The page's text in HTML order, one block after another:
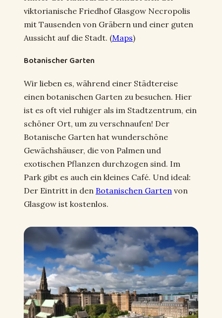
viktorianische Friedhof Glasgow Necropolis
mit Tausenden von Gräbern und einer guten
Aussicht auf die Stadt. (Maps)
Botanischer Garten
Wir lieben es, während einer Städtereise
einen botanischen Garten zu besuchen. Hier
ist es oft viel ruhiger als im Stadtzentrum, ein
schöner Ort, um zu verschnaufen! Der
Botanische Garten hat wunderschöne
Gewächshäuser, die von Palmen und
exotischen Pflanzen durchzogen sind. Im
Park gibt es auch ein kleines Café. Und ideal:
Der Eintritt in den Botanischen Garten von
Glasgow ist kostenlos.